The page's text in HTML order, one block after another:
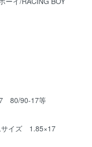
80/90-17等
サイズ 1.85×17